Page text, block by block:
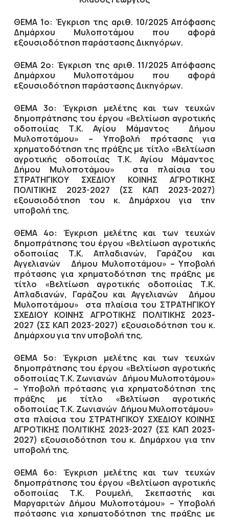
ΘΕΜΑ 1ο: Έγκριση της αριθ. 10/2025 Απόφασης
Δημάρχου Μυλοποτάμου που αφορά
εξουσιοδότηση παράστασης Δικηγόρων.
ΘΕΜΑ 2ο: Έγκριση της αριθ. 11/2025 Απόφασης
Δημάρχου Μυλοποτάμου που αφορά
εξουσιοδότηση παράστασης Δικηγόρων.
ΘΕΜΑ 3ο:Έγκριση μελέτης και των τευχών
δημοπράτησης του έργου «Βελτίωση αγροτικής
οδοποιίας Τ.Κ. Αγίου Μάμαντος Δήμου
Μυλοποτάμου» – Υποβολή πρότασης για
χρηματοδότηση της πράξης με τίτλο «Βελτίωση
αγροτικής οδοποιίας Τ.Κ. Αγίου Μάμαντος
Δήμου Μυλοποτάμου» στα πλαίσια του
ΣΤΡΑΤΗΓΙΚΟΥ ΣΧΕΔΙΟΥ ΚΟΙΝΗΣ ΑΓΡΟΤΙΚΗΣ
ΠΟΛΙΤΙΚΗΣ 2023-2027 (ΣΣ ΚΑΠ 2023-2027)
εξουσιοδότηση του κ. Δημάρχου για την
υποβολή της.
ΘΕΜΑ 4ο: Έγκριση μελέτης και των τευχών
δημοπράτησης του έργου «Βελτίωση αγροτικής
οδοποιίας Τ.Κ. Απλαδιανών, Γαράζου και
Αγγελιανών Δήμου Μυλοποτάμου» – Υποβολή
πρότασης για χρηματοδότηση της πράξης με
τίτλο «Βελτίωση αγροτικής οδοποιίας Τ.Κ.
Απλαδιανών, Γαράζου και Αγγελιανών Δήμου
Μυλοποτάμου» στα πλαίσια του ΣΤΡΑΤΗΓΙΚΟΥ
ΣΧΕΔΙΟΥ ΚΟΙΝΗΣ ΑΓΡΟΤΙΚΗΣ ΠΟΛΙΤΙΚΗΣ 2023-
2027 (ΣΣ ΚΑΠ 2023-2027) εξουσιοδότηση του κ.
Δημάρχου για την υποβολή της.
ΘΕΜΑ 5ο:Έγκριση μελέτης και των τευχών
δημοπράτησης του έργου «Βελτίωση αγροτικής
οδοποιίας Τ.Κ. Ζωνιανών Δήμου Μυλοποτάμου»
– Υποβολή πρότασης για χρηματοδότηση της
πράξης με τίτλο «Βελτίωση αγροτικής
οδοποιίας Τ.Κ. Ζωνιανών Δήμου Μυλοποτάμου»
στα πλαίσια του ΣΤΡΑΤΗΓΙΚΟΥ ΣΧΕΔΙΟΥ ΚΟΙΝΗΣ
ΑΓΡΟΤΙΚΗΣ ΠΟΛΙΤΙΚΗΣ 2023-2027 (ΣΣ ΚΑΠ 2023-
2027) εξουσιοδότηση του κ. Δημάρχου για την
υποβολή της.
ΘΕΜΑ 6ο: Έγκριση μελέτης και των τευχών
δημοπράτησης του έργου «Βελτίωση αγροτικής
οδοποιίας Τ.Κ. Ρουμελή, Σκεπαστής και
Μαργαριτών Δήμου Μυλοποτάμου» – Υποβολή
πρότασης για χρηματοδότηση της πράξης με